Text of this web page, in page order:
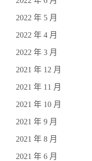
2022 年 5 月
2022 年 4 月
2022 年 3 月
2021 年 12 月
2021 年 11 月
2021 年 10 月
2021 年 9 月
2021 年 8 月
2021 年 6 月